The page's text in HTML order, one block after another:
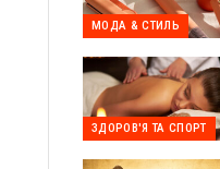
МОДА & СТИЛЬ
ЗДОРОВ'Я ТА СПОРТ